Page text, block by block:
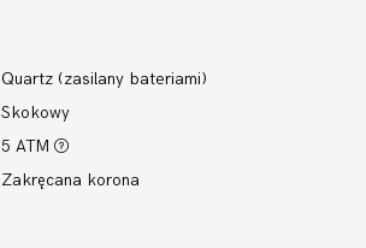
Quartz (zasilany bateriami)
Skokowy
5 ATM
Zakręcana korona